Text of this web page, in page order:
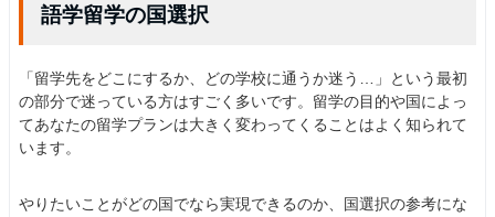
語学留学の国選択
「留学先をどこにするか、どの学校に通うか迷う…」という最初
の部分で迷っている方はすごく多いです。留学の目的や国によっ
てあなたの留学プランは大きく変わってくることはよく知られて
います。
やりたいことがどの国でなら実現できるのか、国選択の参考にな